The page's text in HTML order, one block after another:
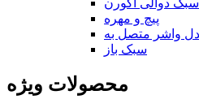
سبک دوآلی آکورن
پیچ و مهره
سبک باز
محصولات ویژه